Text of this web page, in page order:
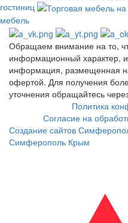
гостиниц
мебель
Обращаем внимание на то,
информационный характер,
информация, размещенная
офертой. Для получения
уточнения обращайтесь
Политика
Согласие на
Создание сайтов
Симферополь Крым